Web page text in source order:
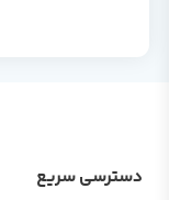
دسترسی سریع